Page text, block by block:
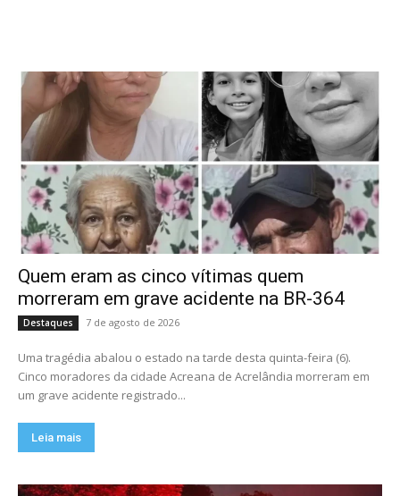
Quem eram as cinco vítimas quem
morreram em grave acidente na BR-364
Destaques 7 de agosto de 2026
Uma tragédia abalou o estado na tarde desta quinta-feira (6).
Cinco moradores da cidade Acreana de Acrelândia morreram em
um grave acidente registrado...
Leia mais